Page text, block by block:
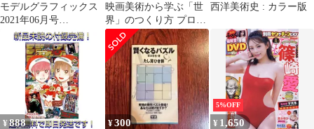
モデルグラフィックス
2021年06月号
(ModelGraphix(モデルグ
ラフィックス))中古雑
誌■d8512-10020-I-01-1
映画美術から学ぶ「世
界」のつくり方 プロダ
クションデザインとい
う仕事
西洋美術史 : カラー版
¥888 ¥300
5%OFF
¥ 1,650